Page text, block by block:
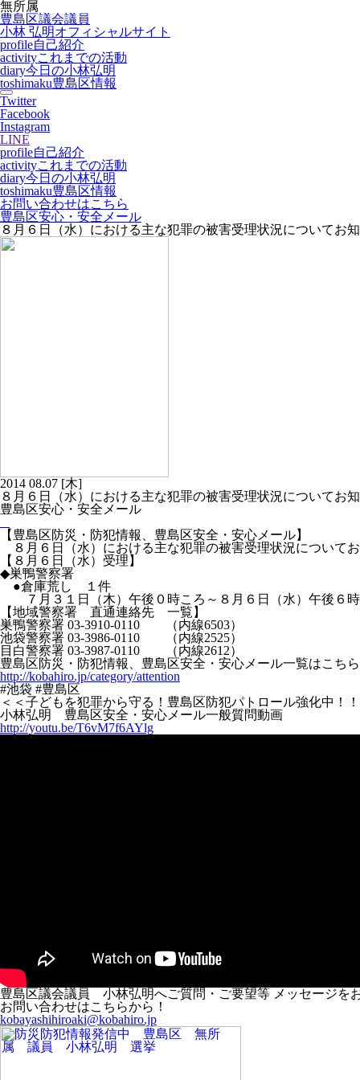
無所属
豊島区議会議員
小林 弘明オフィシャルサイト
profile自己紹介
activityこれまでの活動
diary今日の小林弘明
toshimaku豊島区情報
Twitter
Facebook
Instagram
LINE
profile自己紹介
activityこれまでの活動
diary今日の小林弘明
toshimaku豊島区情報
お問い合わせはこちら
豊島区安心・安全メール
８月６日（水）における主な犯罪の被害受理状況についてお
2014 08.07 [木]
８月６日（水）における主な犯罪の被害受理状況についてお
豊島区安心・安全メール
【豊島区防災・防犯情報、豊島区安全・安心メール】
８月６日（水）における主な犯罪の被害受理状況について
【８月６日（水）受理】
◆巣鴨警察署
●倉庫荒し １件
７月３１日（木）午後０時ころ～８月６日（水）午後６
【地域警察署 直通連絡先 一覧】
巣鴨警察署 03-3910-0110 （内線6503）
池袋警察署 03-3986-0110 （内線2525）
目白警察署 03-3987-0110 （内線2612）
豊島区防災・防犯情報、豊島区安全・安心メール一覧はこちら
http://kobahiro.jp/category/attention
#池袋 #豊島区
＜＜子どもを犯罪から守る！豊島区防犯パトロール強化中！
小林弘明 豊島区安全・安心メール一般質問動画
http://youtu.be/T6vM7f6AYlg
豊島区議会議員 小林弘明へご質問・ご要望等 メッセージを
お問い合わせはこちらから！
kobayashihiroaki@kobahiro.jp